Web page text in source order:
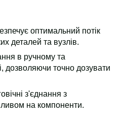
оптимальний потік
деталей та вузлів.
в ручному та
дозволяючи точно дозувати
з'єднання з
на компоненти.